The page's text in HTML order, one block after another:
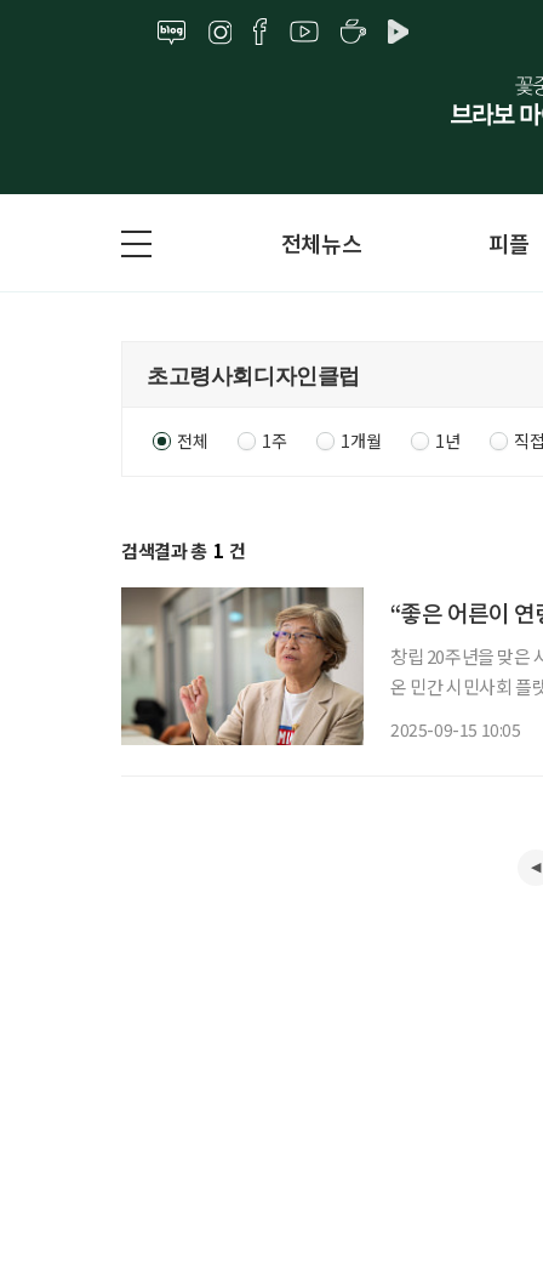
전체뉴스 피플
전체 1주 1개월 1년 직
검색결과 총 1 건
“좋은 어른이
창립 20주년을 맞은
온 민간 시민사회 플
2025-09-15 10:05